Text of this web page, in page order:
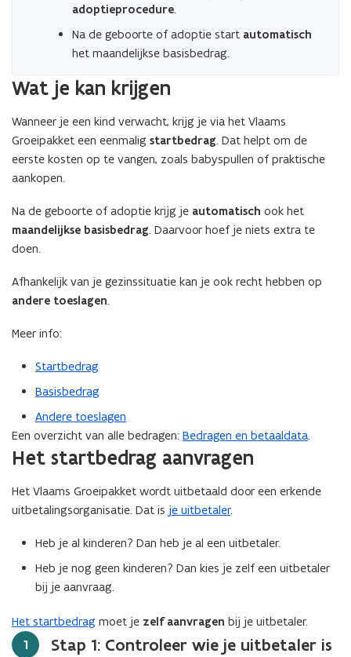
adoptieprocedure.
Na de geboorte of adoptie start automatisch
het maandelijkse basisbedrag.
Wat je kan krijgen
Wanneer je een kind verwacht, krijg je via het Vlaams
Groeipakket een eenmalig startbedrag. Dat helpt om de
eerste kosten op te vangen, zoals babyspullen of praktische
aankopen.
Na de geboorte of adoptie krijg je automatisch ook het
maandelijkse basisbedrag. Daarvoor hoef je niets extra te
doen.
Afhankelijk van je gezinssituatie kan je ook recht hebben op
andere toeslagen.
Meer info:
Startbedrag
Basisbedrag
Andere toeslagen
Een overzicht van alle bedragen: Bedragen en betaaldata.
Het startbedrag aanvragen
Het Vlaams Groeipakket wordt uitbetaald door een erkende
uitbetalingsorganisatie. Dat is je uitbetaler.
Heb je al kinderen? Dan heb je al een uitbetaler.
Heb je nog geen kinderen? Dan kies je zelf een uitbetaler
bij je aanvraag.
Het startbedrag moet je zelf aanvragen bij je uitbetaler.
Stap
1 Stap 1: Controleer wie je uitbetaler is